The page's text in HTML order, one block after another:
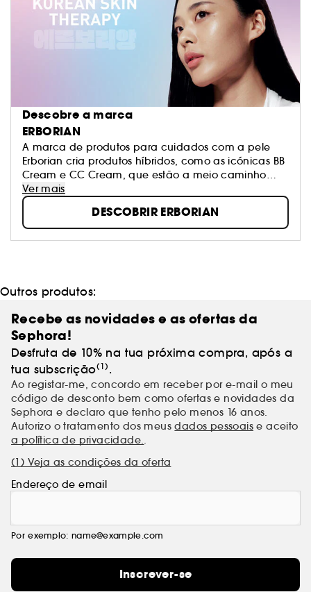
Descobre a marca
ERBORIAN
A marca de produtos para cuidados com a pele
Erborian cria produtos híbridos, como as icónicas BB
Cream e CC Cream, que estão a meio caminho
entre os cuidados com a pele e a maquilhagem.
Estes produtos respondem a um objetivo específico
da marca: fazer com que redescubra a sua pele.
É A SUA PELE, TENHA ORGULHO DELA!
Ver mais
DESCOBRIR ERBORIAN
Outros produtos:
Recebe as novidades e as ofertas da
Sephora!
Desfruta de 10% na tua próxima compra, após a
tua subscrição(1) .
Ao registar-me, concordo em receber por e-mail o meu
código de desconto bem como ofertas e novidades da
Sephora e declaro que tenho pelo menos 16 anos.
Autorizo o tratamento dos meusdados pessoais e aceito
a política de privacidade..
(1) Veja as condições da oferta
Endereço de email
Por exemplo: name@example.com
Inscrever-se